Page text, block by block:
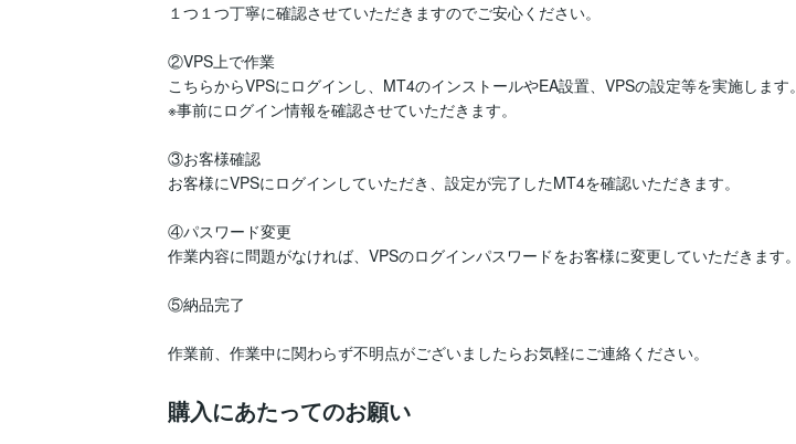
１つ１つ丁寧に確認させていただきますのでご安心ください。
②VPS上で作業
こちらからVPSにログインし、MT4のインストールやEA設置、VPSの設定等を実施します。
※事前にログイン情報を確認させていただきます。
③お客様確認
お客様にVPSにログインしていただき、設定が完了したMT4を確認いただきます。
④パスワード変更
作業内容に問題がなければ、VPSのログインパスワードをお客様に変更していただきます。
⑤納品完了
購入にあたってのお願い